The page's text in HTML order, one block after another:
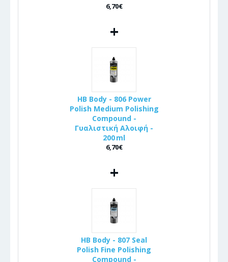
6,70€
+
HB Body - 806 Power
Polish Medium Polishing
Compound -
Γυαλιστική Αλοιφή -
200 ml
6,70€
+
HB Body - 807 Seal
Polish Fine Polishing
Compound -